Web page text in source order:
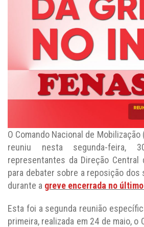
O Comando Nacional de Mobilização
reuniu nesta segunda-feira,
representantes da Direção Central
para debater sobre a reposição dos
durante a greve encerrada no
Esta foi a segunda reunião
primeira, realizada em 24 de maio, o